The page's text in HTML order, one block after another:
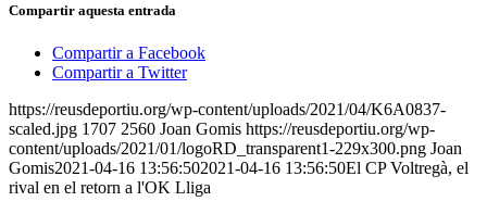
Compartir aquesta entrada
Compartir a Facebook
Compartir a Twitter
https://reusdeportiu.org/wp-content/uploads/2021/04/K6A0837-
scaled.jpg 1707 2560 Joan Gomis https://reusdeportiu.org/wp-
content/uploads/2021/01/logoRD_transparent1-229x300.png Joan
Gomis2021-04-16 13:56:502021-04-16 13:56:50El CP Voltregà, el
rival en el retorn a l'OK Lliga